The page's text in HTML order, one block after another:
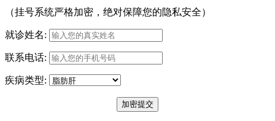
（挂号系统严格加密，绝对保障您的隐私安全）
就诊姓名:
联系电话:
疾病类型: